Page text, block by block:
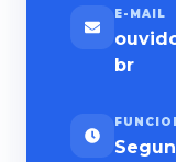
E-MAIL
br